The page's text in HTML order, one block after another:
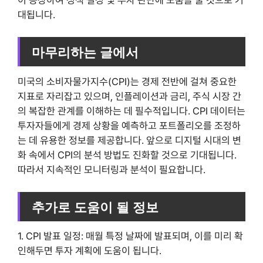
대됩니다.
마무리하는 글에서
미국의 소비자물가지수(CPI)는 경제 전반에 걸쳐 중요한
지표로 자리잡고 있으며, 인플레이션과 금리, 주식 시장 간
의 복잡한 관계를 이해하는 데 필수적입니다. CPI 데이터는
투자자들에게 경제 상황을 예측하고 포트폴리오를 조정하
는 데 유용한 정보를 제공합니다. 앞으로 디지털 시대의 변
화 속에서 CPI의 분석 방법도 진화할 것으로 기대됩니다.
따라서 지속적인 모니터링과 분석이 필요합니다.
추가로 도움이 될 정보
1. CPI 발표 일정: 매월 특정 날짜에 발표되며, 이를 미리 확
인해두면 투자 계획에 도움이 됩니다.